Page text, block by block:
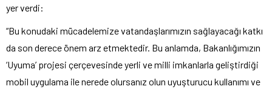
yer verdi:
“Bu konudaki mücadelemize vatandaşlarımızın sağlayacağı katkı
da son derece önem arz etmektedir. Bu anlamda, Bakanlığımızın
‘Uyuma’ projesi çerçevesinde yerli ve milli imkanlarla geliştirdiği
mobil uygulama ile nerede olursanız olun uyuşturucu kullanımı ve